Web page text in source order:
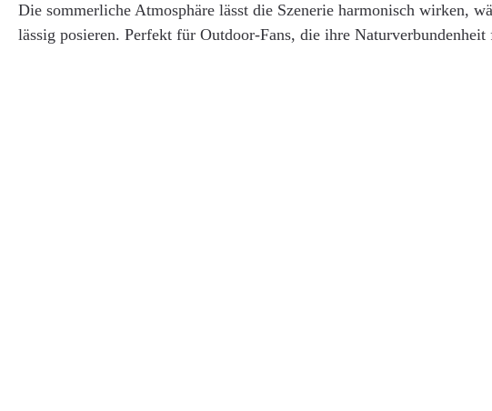
Die sommerliche Atmosphäre lässt die Szenerie harmonisch wirken,
lässig posieren. Perfekt für Outdoor-Fans, die ihre Naturverbundenheit